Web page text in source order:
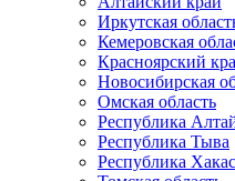
Иркутская
Кемеровская
Красноярский
Новосибирская
Омская область
Республика
Республика Тыва
Республика